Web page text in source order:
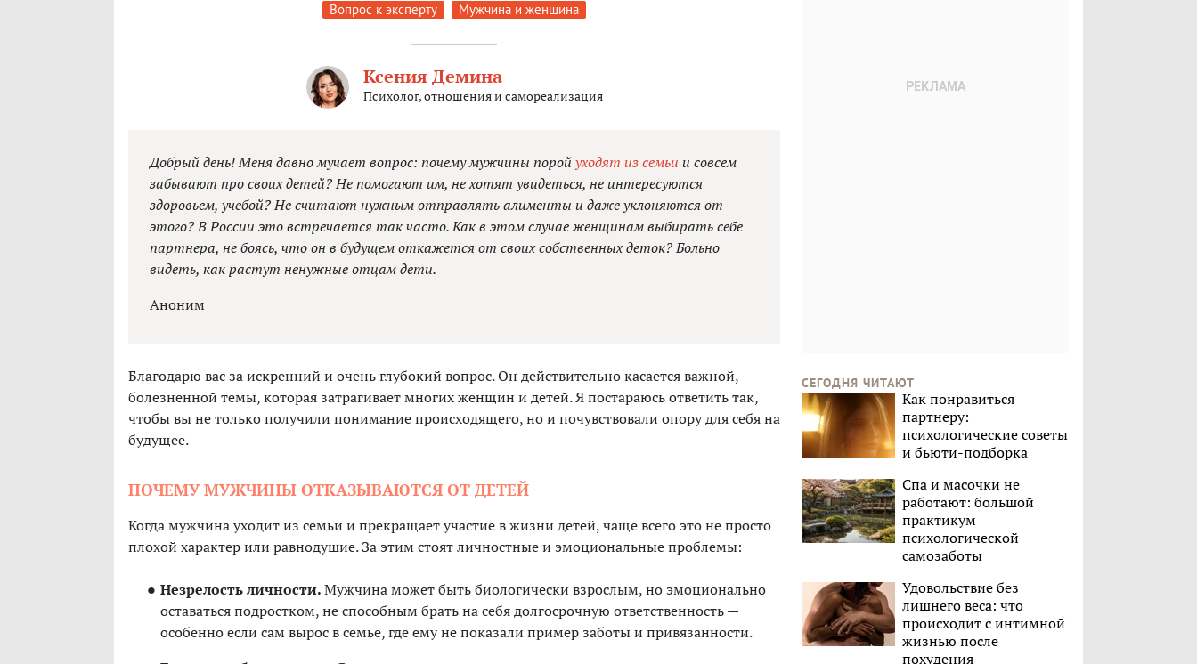
Вопрос к эксперту Мужчина и женщина
Ксения Демина
Психолог, отношения и самореализация
Добрый день! Меня давно мучает вопрос: почему мужчины порой уходят из семьи и совсем
забывают про своих детей? Не помогают им, не хотят увидеться, не интересуются
здоровьем, учебой? Не считают нужным отправлять алименты и даже уклоняются от
этого? В России это встречается так часто. Как в этом случае женщинам выбирать себе
партнера, не боясь, что он в будущем откажется от своих собственных деток? Больно
видеть, как растут ненужные отцам дети.
Аноним
Благодарю вас за искренний и очень глубокий вопрос. Он действительно касается важной,
болезненной темы, которая затрагивает многих женщин и детей. Я постараюсь ответить так,
чтобы вы не только получили понимание происходящего, но и почувствовали опору для себя на
будущее.
ПОЧЕМУ МУЖЧИНЫ ОТКАЗЫВАЮТСЯ ОТ ДЕТЕЙ
Когда мужчина уходит из семьи и прекращает участие в жизни детей, чаще всего это не просто
плохой характер или равнодушие. За этим стоят личностные и эмоциональные проблемы:
Незрелость личности.Мужчина может быть биологически взрослым, но эмоционально
оставаться подростком, не способным брать на себя долгосрочную ответственность —
особенно если сам вырос в семье, где ему не показали пример заботы и привязанности.
СЕГОДНЯ ЧИТАЮТ
Как понравиться
партнеру:
психологические советы
и бьюти-подборка
Спа и масочки не
работают: большой
практикум
психологической
самозаботы
Удовольствие без
лишнего веса: что
происходит с интимной
жизнью после
похудения